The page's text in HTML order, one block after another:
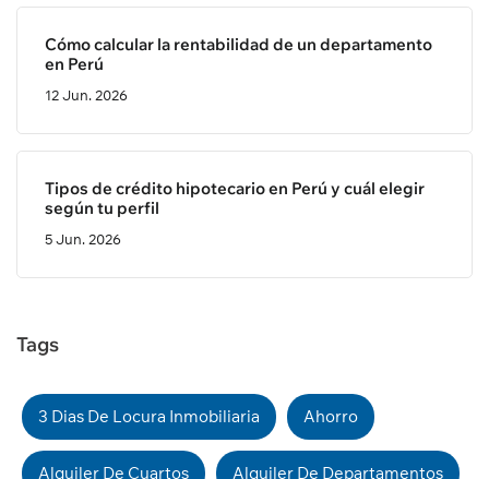
Cómo calcular la rentabilidad de un departamento
en Perú
12 Jun. 2026
Tipos de crédito hipotecario en Perú y cuál elegir
según tu perfil
5 Jun. 2026
Tags
3 Dias De Locura Inmobiliaria Ahorro
Alquiler De Cuartos Alquiler De Departamentos